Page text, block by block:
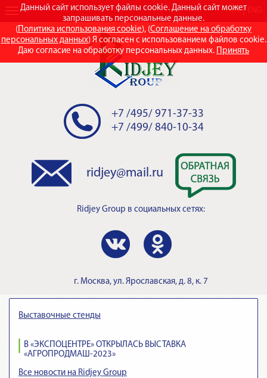
Данный сайт использует файлы cookie. Данный сайт может
запрашивать персональные данные.
(Политика использования cookie), (Соглашение на обработку
персональных данных) Я согласен с использованием файлов cookie.
Даю согласие на обработку персональных данных. Принять
RUS
+7 /495/ 971-37-33
+7 /499/ 840-10-34
ridjey@mail.ru
Ridjey Group в социальных сетях:
г. Москва, ул. Ярославская, д. 8, к. 7
Выставочные стенды
В «ЭКСПОЦЕНТРЕ» ОТКРЫЛАСЬ ВЫСТАВКА
«АГРОПРОДМАШ-2023»
Все новости на Ridjey Group